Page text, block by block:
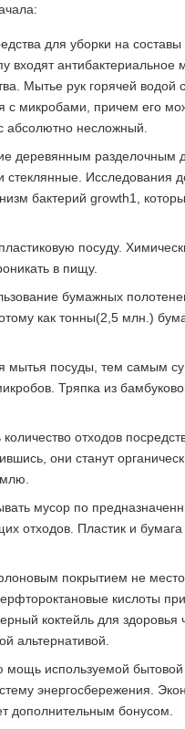
для уборки на
входят антибактериальное
Мытье рук горячей водой
с микробами, причем его
абсолютно несложный.
деревянным разделочным
стеклянные. Исследования
бактерий growth1,
посуду.
в пищу.
бумажных
как тонны(2,5 млн.)
мытья посуды, тем самым
Тряпка из
отходов
они станут
мусор по
отходов. Пластик и бумага
покрытием не
кислоты
коктейль для здоровья
альтернативой.
мощь используемой бытовой
энергосбережения.
дополнительным бонусом.